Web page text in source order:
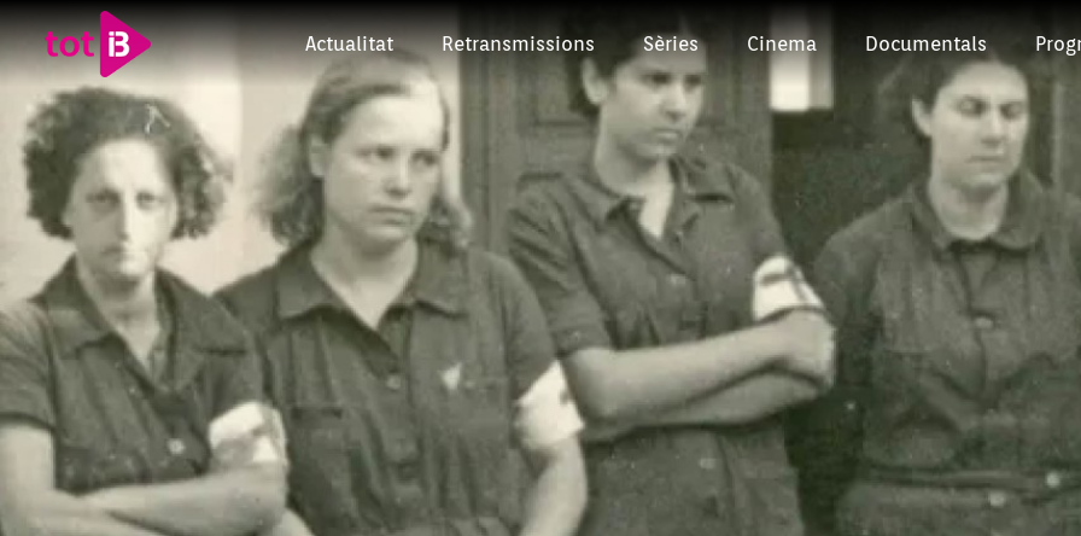
Actualitat Retransmissions Sèries Cinema Documentals